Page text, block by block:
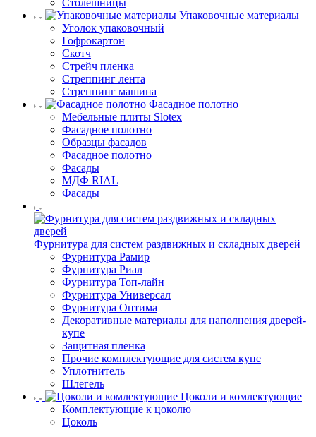
Столешницы
Упаковочные материалы
Уголок упаковочный
Гофрокартон
Скотч
Стрейч пленка
Стреппинг лента
Стреппинг машина
Фасадное полотно
Мебельные плиты Slotex
Фасадное полотно
Образцы фасадов
Фасадное полотно
Фасады
МДФ RIAL
Фасады
Фурнитура для систем раздвижных и складных дверей
Фурнитура Рамир
Фурнитура Риал
Фурнитура Топ-лайн
Фурнитура Универсал
Фурнитура Оптима
Декоративные материалы для наполнения дверей-
купе
Защитная пленка
Прочие комплектующие для систем купе
Уплотнитель
Шлегель
Цоколи и комлектующие
Комплектующие к цоколю
Цоколь